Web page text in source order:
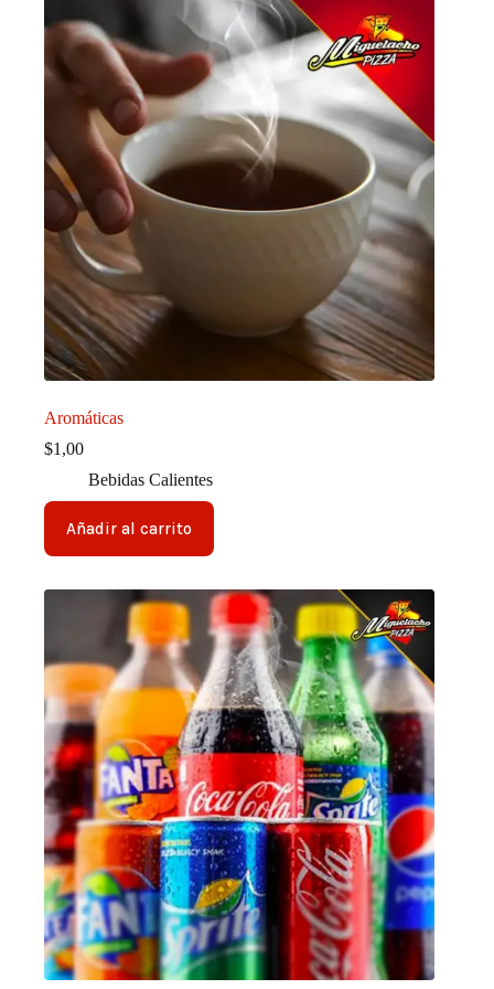
Aromáticas
$1,00
Bebidas Calientes
Añadir al carrito